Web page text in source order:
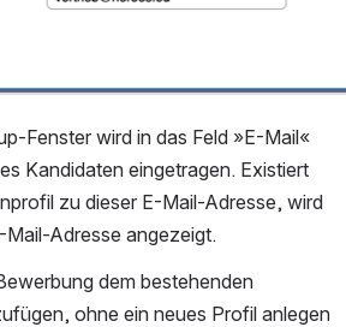
Fenster wird in das Feld »E-Mail«
Kandidaten eingetragen. Existiert
zu dieser E-Mail-Adresse, wird
Adresse angezeigt.
dem bestehenden
ohne ein neues Profil anlegen